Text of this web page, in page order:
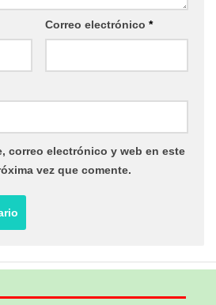
Correo electrónico *
correo electrónico y web en este
vez que comente.